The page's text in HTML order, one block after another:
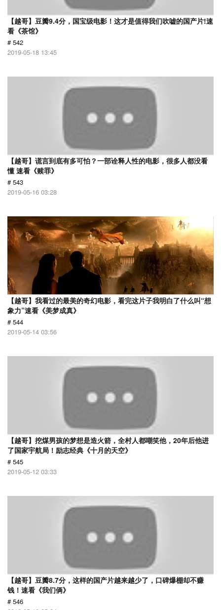
【越哥】豆瓣9.4分，国宝级电影！这才是值得我们吹嘘的国产片!速
看《茶馆》
# 542
2019-05-18 13:45
【越哥】谎言到底有多可怕？一部诠释人性的电影，很多人都没看
懂 速看《赎罪》
# 543
2019-05-16 03:28
【越哥】我看过的最美的奇幻电影，看完这片子我明白了什么叫“想
象力”速看《美梦成真》
# 544
2019-05-14 03:56
【越哥】挖煤男孩的梦想是造火箭，全村人都嘲笑他，20年后他进
了国家宇航局！励志经典《十月的天空》
# 545
2019-05-12 03:33
【越哥】豆瓣8.7分，这样的国产片越来越少了，口碑爆棚却不赚
钱！速看《我们俩》
# 546